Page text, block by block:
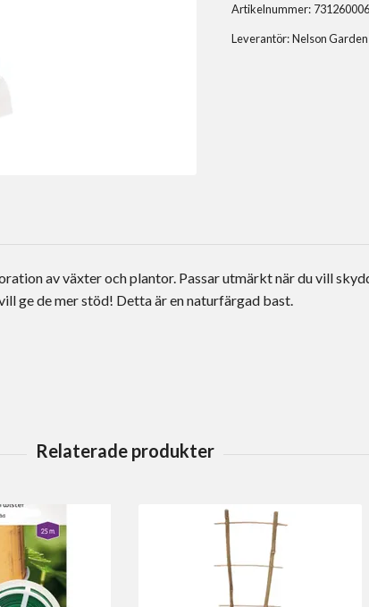
Artikelnummer:
Leverantör:Nelson Garden
av växter och plantor. Passar utmärkt när du vill
ge de mer stöd! Detta är en naturfärgad bast.